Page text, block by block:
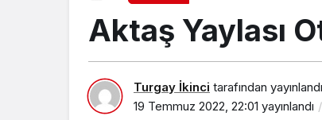
Aktaş Yaylası
Turgay İkinci tarafından yayınlandı
19 Temmuz 2022, 22:01 yayınlandı